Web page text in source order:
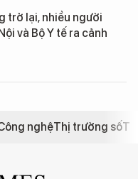
trở lại, nhiều người
và Bộ Y tế ra cảnh
nghệThị trường số